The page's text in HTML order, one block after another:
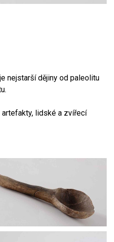
nejstarší dějiny od paleolitu
artefakty, lidské a zvířecí